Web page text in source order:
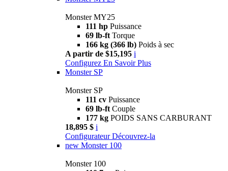
Monster MY25
111 hp Puissance
69 lb-ft Torque
166 kg (366 lb) Poids à sec
A partir de $15,195 i
Configurez En Savoir Plus
Monster SP
Monster SP
111 cv Puissance
69 lb-ft Couple
177 kg POIDS SANS CARBURANT
18,895 $ i
Configurateur Découvrez-la
new Monster 100
Monster 100